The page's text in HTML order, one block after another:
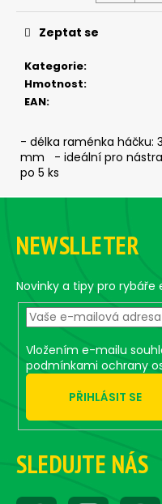
Kategorie:
Hmotnost:
EAN:
Zeptat se
- délka raménka
mm - ideální pro
po 5 ks
o
p
u
č
e
m
CLASSIC
1
GOLD
(BLACK/ORANGE
BODY)
119
Kč
Z
NEWSLLETER
Novinky a tipy pro
Vložením e-mailu
podmínkami ochrany
PŘIHLÁSIT SE
SLEDUJTE NÁS